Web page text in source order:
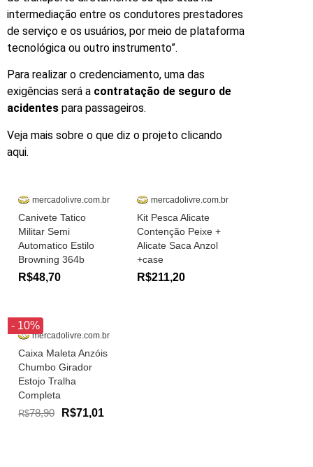
intermediação entre os condutores prestadores
de serviço e os usuários, por meio de plataforma
tecnológica ou outro instrumento”.
Para realizar o credenciamento, uma das
exigências será a contratação de seguro de
acidentes para passageiros.
Veja mais sobre o que diz o projeto clicando
aqui.
mercadolivre.com.br
Canivete Tatico
Militar Semi
Automatico Estilo
Browning 364b
R$48,70
mercadolivre.com.br
Kit Pesca Alicate
Contenção Peixe +
Alicate Saca Anzol
+case
R$211,20
- 10%
mercadolivre.com.br
Caixa Maleta Anzóis
Chumbo Girador
Estojo Tralha
Completa
R$78,90 R$71,01